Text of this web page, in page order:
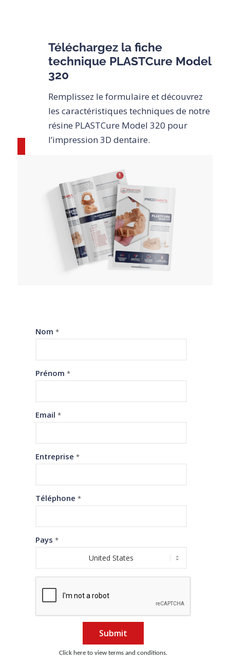
Téléchargez la fiche
technique PLASTCure Model
320
Remplissez le formulaire et découvrez
les caractéristiques techniques de notre
résine PLASTCure Model 320 pour
l’impression 3D dentaire.
Nom *
Prénom *
Email *
Entreprise *
Téléphone *
Pays *
Submit
Click here to view terms and conditions.